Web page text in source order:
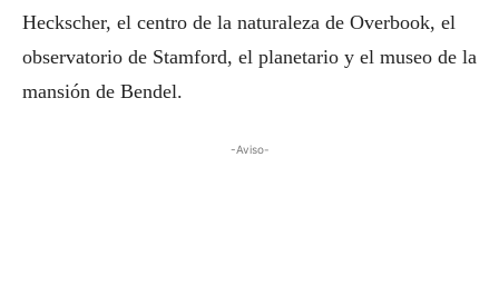
Heckscher, el centro de la naturaleza de Overbook, el
observatorio de Stamford, el planetario y el museo de la
mansión de Bendel.
-Aviso-